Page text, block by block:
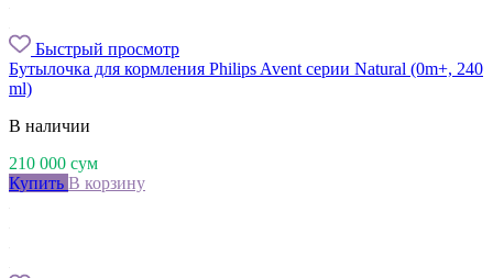
Быстрый просмотр
Бутылочка для кормления Philips Avent серии Natural (0m+, 240
ml)
В наличии
210 000 сум
Купить В корзину